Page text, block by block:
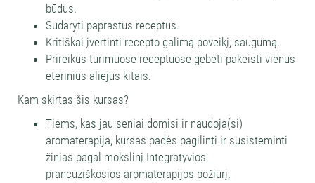
būdus.
Sudaryti paprastus receptus.
Kritiškai įvertinti recepto galimą poveikį, saugumą.
Prireikus turimuose receptuose gebėti pakeisti vienus
eterinius aliejus kitais.
Kam skirtas šis kursas?
Tiems, kas jau seniai domisi ir naudoja(si)
aromaterapija, kursas padės pagilinti ir susisteminti
žinias pagal mokslinį Integratyvios
prancūziškosios aromaterapijos požiūrį.